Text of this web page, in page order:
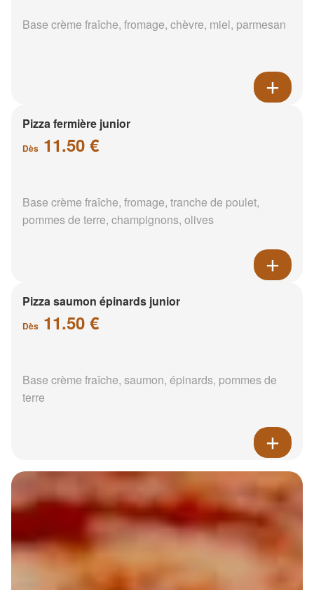
Base crème fraîche, fromage, chèvre, miel, parmesan
Pizza fermière junior
Dès 11.50 €
Base crème fraîche, fromage, tranche de poulet,
pommes de terre, champignons, olives
Pizza saumon épinards junior
Dès 11.50 €
Base crème fraîche, saumon, épinards, pommes de
terre